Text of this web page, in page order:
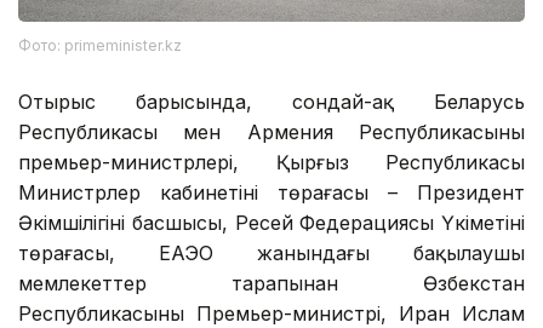
Фото: primeminister.kz
Отырыс барысында, сондай-ақ Беларусь
Республикасы мен Армения Республикасының
премьер-министрлері, Қырғыз Республикасы
Министрлер кабинетінің төрағасы – Президент
Әкімшілігінің басшысы, Ресей Федерациясы Үкіметінің
төрағасы, ЕАЭО жанындағы бақылаушы
мемлекеттер тарапынан Өзбекстан
Республикасының Премьер-министрі, Иран Ислам